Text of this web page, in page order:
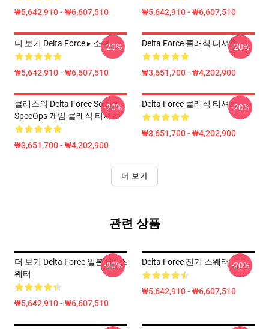
₩5,642,910 - ₩6,607,510 ₩5,642,910 - ₩6,607,510
더 보기 Delta Force ▸ 소녀
₩5,642,910 - ₩6,607,510
-20% Delta Force 클래식 티셔츠
₩3,651,700 - ₩4,202,900
-20%
클래스의 Delta Force Soldier
SpecOps 게임 클래식 티셔츠
₩3,651,700 - ₩4,202,900
-20% Delta Force 클래식 티셔츠
₩3,651,700 - ₩4,202,900
-20%
더 보기
관련 상품
더 보기 Delta Force 일본 HD 스
웨터
₩5,642,910 - ₩6,607,510
-20% Delta Force 전기 스웨터
₩5,642,910 - ₩6,607,510
-20%